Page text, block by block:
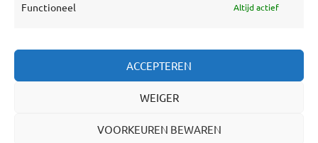
Functioneel Altijd actief
ACCEPTEREN
WEIGER
VOORKEUREN BEWAREN